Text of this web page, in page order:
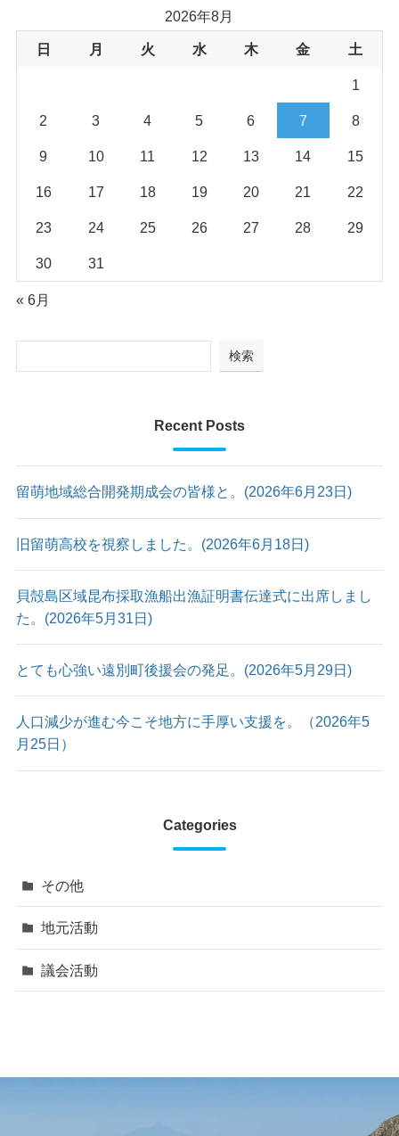
2026年8月
日 月 火 水 木 金 土
1
2 3 4 5 6 7 8
9 10 11 12 13 14 15
16 17 18 19 20 21 22
23 24 25 26 27 28 29
30 31
« 6月
検索
Recent Posts
留萌地域総合開発期成会の皆様と。(2026年6月23日)
旧留萌高校を視察しました。(2026年6月18日)
貝殻島区域昆布採取漁船出漁証明書伝達式に出席しまし
た。(2026年5月31日)
とても心強い遠別町後援会の発足。(2026年5月29日)
人口減少が進む今こそ地方に手厚い支援を。（2026年5
月25日）
Categories
その他
地元活動
議会活動